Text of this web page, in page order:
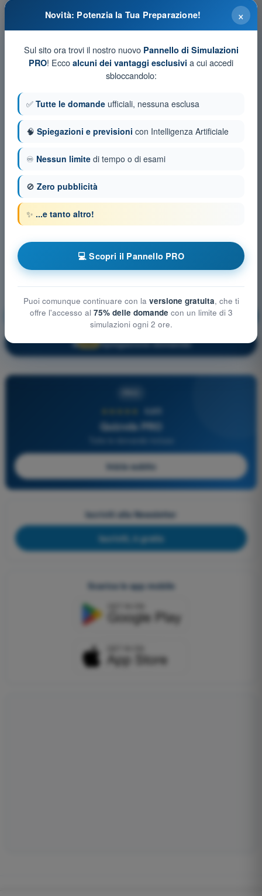
Navigazione Allenamento!
🔒 PRO Spiegazione domanda
4,6/5
Quizvds PRO
Inizia subito
Iscriviti alla Newsletter
Iscriviti, è gratis
Scarica le app mobile
×
Novità: Potenzia la Tua Preparazione!
Sul sito ora trovi il nostro nuovo Pannello di Simulazioni
PRO! Ecco alcuni dei vantaggi esclusivi a cui accedi
sbloccandolo:
✅ Tutte le domande ufficiali, nessuna esclusa
🧠 Spiegazioni e previsioni con Intelligenza Artificiale
♾️ Nessun limite di tempo o di esami
🚫 Zero pubblicità
✨ ...e tanto altro!
💻 Scopri il Pannello PRO
Puoi comunque continuare con la versione gratuita, che ti
offre l'accesso al 75% delle domande con un limite di 3
simulazioni ogni 2 ore.